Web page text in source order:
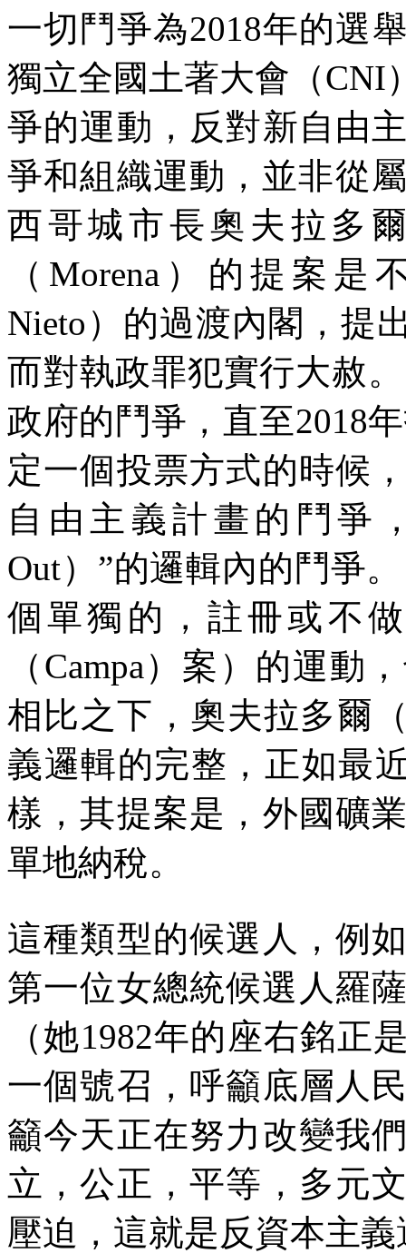
一切鬥爭為2018年的選
獨立全國土著大會（CNI
爭的運動，反對新自由
爭和組織運動，並非從
西哥城市長奧夫拉多
（ Morena ）的提案是
Nieto ）的過渡內閣，提
而對執政罪犯實行大赦。
政府的鬥爭，直至2018
定一個投票方式的時候
自由主義計畫的鬥爭
Out）”的邏輯內的鬥爭。
個單獨的，註冊或不
（ Campa）案）的運動
相比之下，奧夫拉多爾
義邏輯的完整，正如最
樣，其提案是，外國礦
單地納稅。
這種類型的候選人，例
第一位女總統候選人羅
（她1982年的座右銘正
一個號召，呼籲底層人
籲今天正在努力改變我
立，公正，平等，多元
壓迫，這就是反資本主義